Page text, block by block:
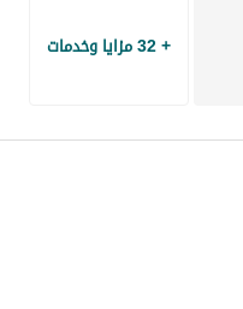
+ 32 مزايا وخدمات